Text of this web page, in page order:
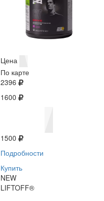
Цена
По карте
2396
1600
1500
Подробности
Купить
NEW
LIFTOFF®